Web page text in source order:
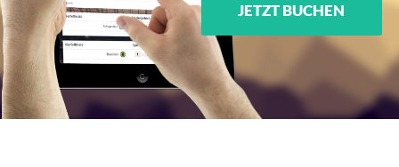
JETZT BUCHEN